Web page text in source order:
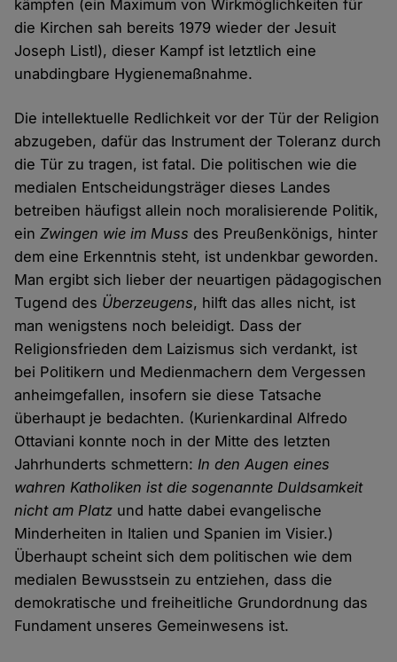
kämpfen (ein Maximum von Wirkmöglichkeiten für
die Kirchen sah bereits 1979 wieder der Jesuit
Joseph Listl), dieser Kampf ist letztlich eine
unabdingbare Hygienemaßnahme.
Die intellektuelle Redlichkeit vor der Tür der Religion
abzugeben, dafür das Instrument der Toleranz durch
die Tür zu tragen, ist fatal. Die politischen wie die
medialen Entscheidungsträger dieses Landes
betreiben häufigst allein noch moralisierende Politik,
einZwingen wie im Muss des Preußenkönigs, hinter
dem eine Erkenntnis steht, ist undenkbar geworden.
Man ergibt sich lieber der neuartigen pädagogischen
Tugend des Überzeugens, hilft das alles nicht, ist
man wenigstens noch beleidigt. Dass der
Religionsfrieden dem Laizismus sich verdankt, ist
bei Politikern und Medienmachern dem Vergessen
anheimgefallen, insofern sie diese Tatsache
überhaupt je bedachten. (Kurienkardinal Alfredo
Ottaviani konnte noch in der Mitte des letzten
Jahrhunderts schmettern:In den Augen eines
wahren Katholiken ist die sogenannte Duldsamkeit
nicht am Platz und hatte dabei evangelische
Minderheiten in Italien und Spanien im Visier.)
Überhaupt scheint sich dem politischen wie dem
medialen Bewusstsein zu entziehen, dass die
demokratische und freiheitliche Grundordnung das
Fundament unseres Gemeinwesens ist.